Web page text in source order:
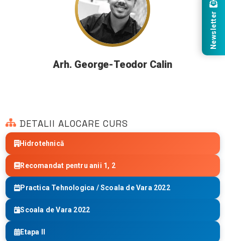
Arh. George-Teodor Calin
DETALII ALOCARE CURS
Hidrotehnică
Recomandat pentru anii 1, 2
Practica Tehnologica / Scoala de Vara 2022
Scoala de Vara 2022
Etapa II
Newsletter